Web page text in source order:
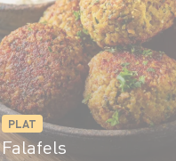
PLAT
Falafels